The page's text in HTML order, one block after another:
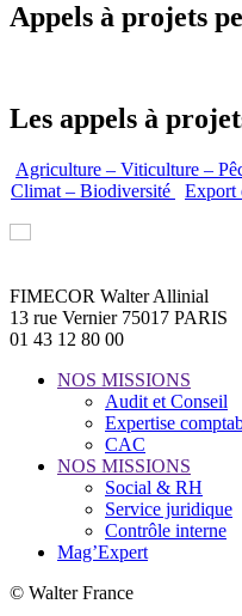
Appels à projets
Les appels à
Agriculture – Viticulture –
Climat – Biodiversité
Export
FIMECOR Walter Allinial
13 rue Vernier 75017 PARIS
01 43 12 80 00
NOS MISSIONS
Audit et Conseil
Expertise
CAC
NOS MISSIONS
Social & RH
Service juridique
Contrôle interne
Mag’Expert
© Walter France